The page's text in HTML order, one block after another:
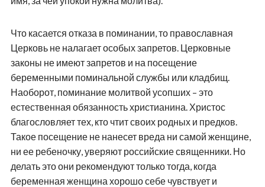
Что касается отказа в поминании, то православная
Церковь не налагает особых запретов. Церковные
законы не имеют запретов и на посещение
беременными поминальной службы или кладбищ.
Наоборот, поминание молитвой усопших – это
естественная обязанность христианина. Христос
благословляет тех, кто чтит своих родных и предков.
Такое посещение не нанесет вреда ни самой женщине,
ни ее ребеночку, уверяют российские священники. Но
делать это они рекомендуют только тогда, когда
беременная женщина хорошо себе чувствует и